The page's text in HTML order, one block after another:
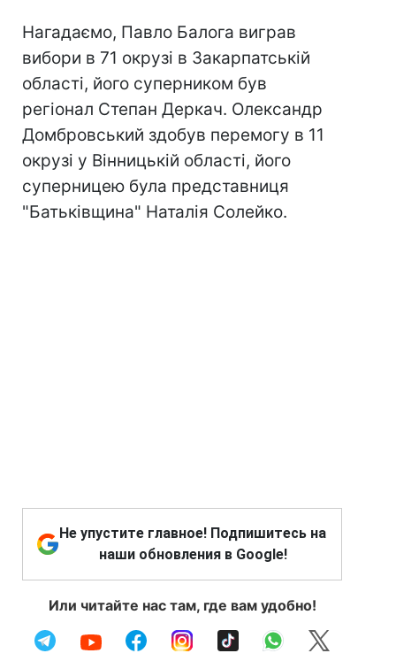
Нагадаємо, Павло Балога виграв
вибори в 71 окрузі в Закарпатській
області, його суперником був
регіонал Степан Деркач. Олександр
Домбровський здобув перемогу в 11
окрузі у Вінницькій області, його
суперницею була представниця
"Батьківщина" Наталія Солейко.
Не упустите главное! Подпишитесь на
наши обновления в Google!
Или читайте нас там, где вам удобно!